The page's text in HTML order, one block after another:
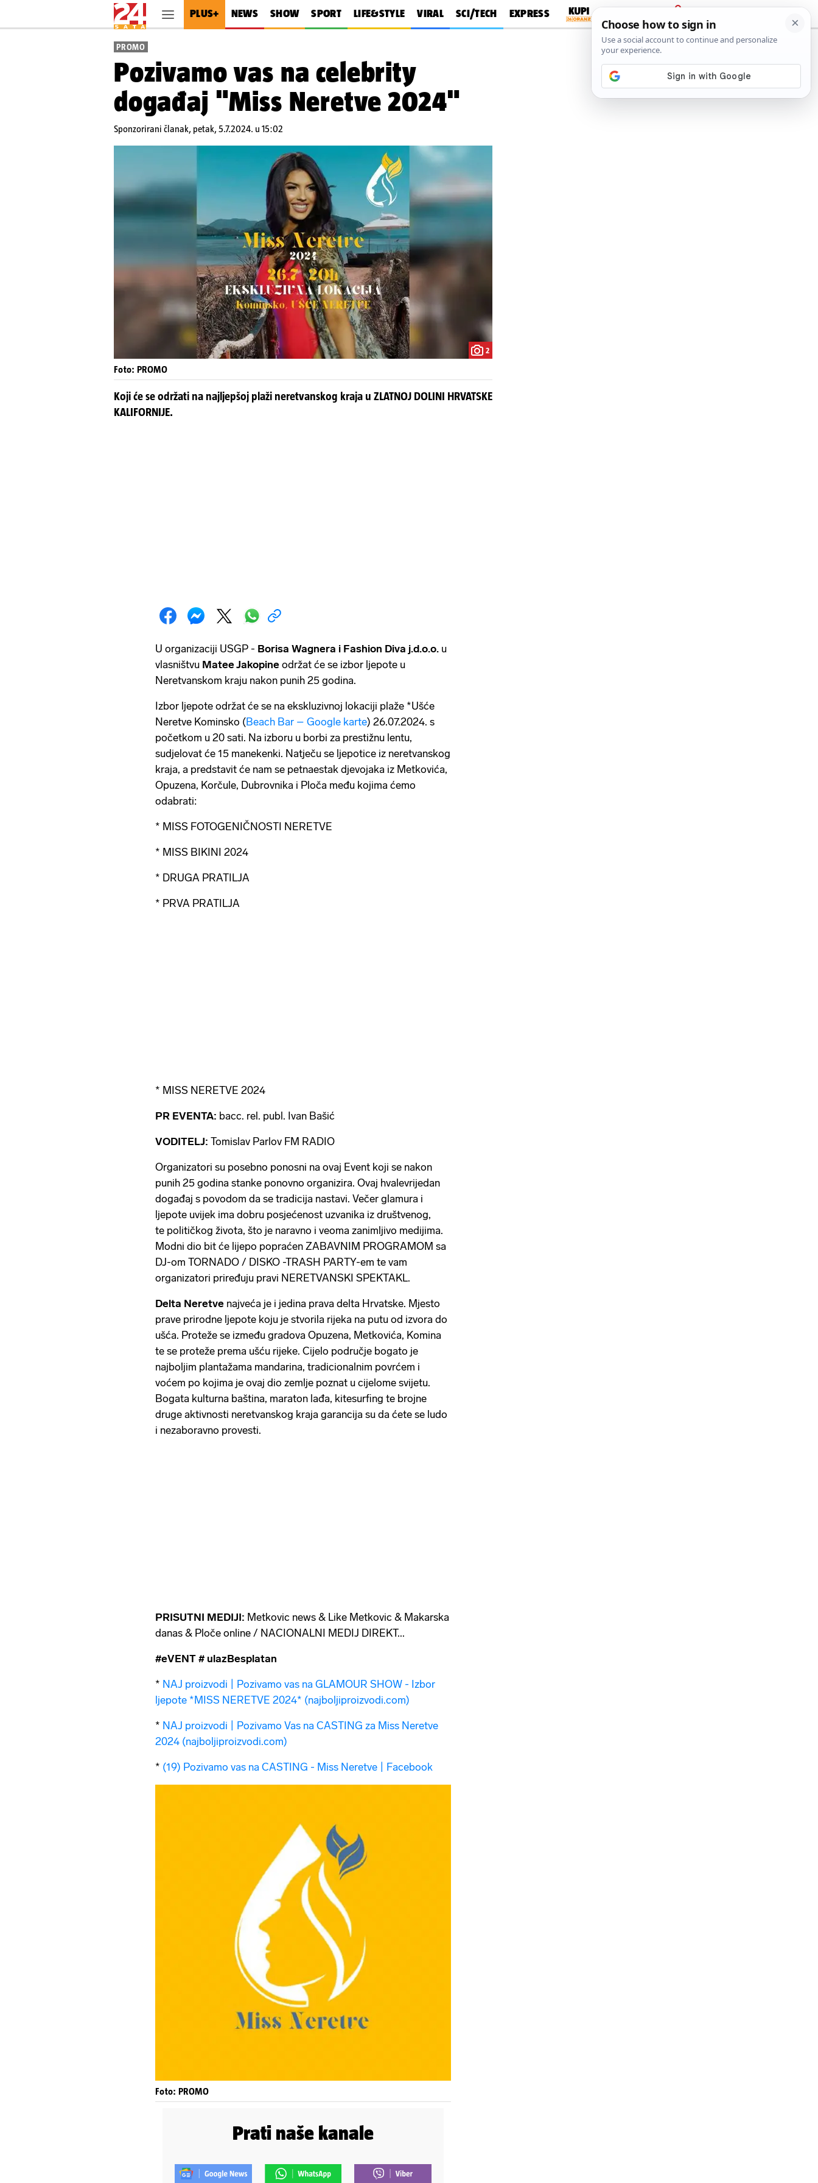
PLUS+ NEWS SHOW SPORT LIFE&STYLE VIRAL SCI/TECH EXPRESS
PRIJAVA
PROMO
Pozivamo vas na celebrity
događaj "Miss Neretve 2024"
Sponzorirani članak, petak, 5.7.2024. u 15:02
2
Foto: PROMO
Koji će se održati na najljepšoj plaži neretvanskog kraja u ZLATNOJ DOLINI HRVATSKE
KALIFORNIJE.
U organizaciji USGP - Borisa Wagnera i Fashion Diva j.d.o.o. u
vlasništvu Matee Jakopine održat će se izbor ljepote u
Neretvanskom kraju nakon punih 25 godina.
Izbor ljepote održat će se na ekskluzivnoj lokaciji plaže *Ušće
Neretve Kominsko (Beach Bar – Google karte) 26.07.2024. s
početkom u 20 sati. Na izboru u borbi za prestižnu lentu,
sudjelovat će 15 manekenki. Natječu se ljepotice iz neretvanskog
kraja, a predstavit će nam se petnaestak djevojaka iz Metkovića,
Opuzena, Korčule, Dubrovnika i Ploča među kojima ćemo
odabrati:
* MISS FOTOGENIČNOSTI NERETVE
* MISS BIKINI 2024
* DRUGA PRATILJA
* PRVA PRATILJA
* MISS NERETVE 2024
PR EVENTA: bacc. rel. publ. Ivan Bašić
VODITELJ: Tomislav Parlov FM RADIO
Organizatori su posebno ponosni na ovaj Event koji se nakon
punih 25 godina stanke ponovno organizira. Ovaj hvalevrijedan
događaj s povodom da se tradicija nastavi. Večer glamura i
ljepote uvijek ima dobru posjećenost uzvanika iz društvenog,
te političkog života, što je naravno i veoma zanimljivo medijima.
Modni dio bit će lijepo popraćen ZABAVNIM PROGRAMOM sa
DJ-om TORNADO / DISKO -TRASH PARTY-em te vam
organizatori priređuju pravi NERETVANSKI SPEKTAKL.
Delta Neretve najveća je i jedina prava delta Hrvatske. Mjesto
prave prirodne ljepote koju je stvorila rijeka na putu od izvora do
ušća. Proteže se između gradova Opuzena, Metkovića, Komina
te se proteže prema ušću rijeke. Cijelo područje bogato je
najboljim plantažama mandarina, tradicionalnim povrćem i
voćem po kojima je ovaj dio zemlje poznat u cijelome svijetu.
Bogata kulturna baština, maraton lađa, kitesurfing te brojne
druge aktivnosti neretvanskog kraja garancija su da ćete se ludo
i nezaboravno provesti.
PRISUTNI MEDIJI: Metkovic news & Like Metkovic & Makarska
danas & Ploče online / NACIONALNI MEDIJ DIREKT...
#eVENT # ulazBesplatan
* NAJ proizvodi | Pozivamo vas na GLAMOUR SHOW - Izbor
ljepote *MISS NERETVE 2024* (najboljiproizvodi.com)
* NAJ proizvodi | Pozivamo Vas na CASTING za Miss Neretve
2024 (najboljiproizvodi.com)
* (19) Pozivamo vas na CASTING - Miss Neretve | Facebook
Foto: PROMO
Prati naše kanale